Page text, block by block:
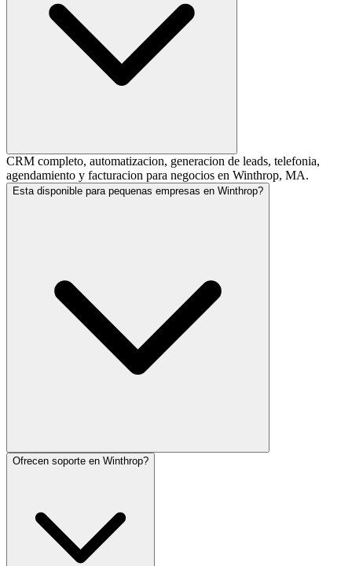
CRM completo, automatizacion, generacion de leads, telefonia,
agendamiento y facturacion para negocios en Winthrop, MA.
Esta disponible para pequenas empresas en Winthrop?
Ofrecen soporte en Winthrop?